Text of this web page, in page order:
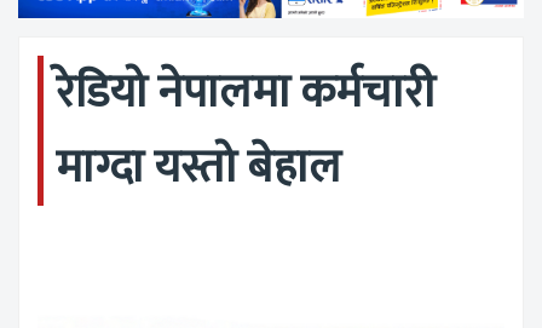
रेडियो नेपालमा कर्मचारी
माग्दा यस्तो बेहाल